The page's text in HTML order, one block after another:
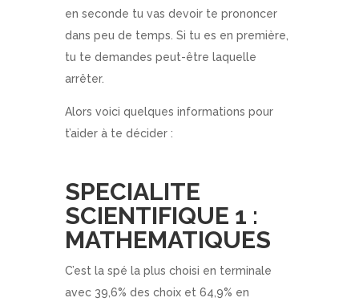
en seconde tu vas devoir te prononcer
dans peu de temps. Si tu es en première,
tu te demandes peut-être laquelle
arrêter.
Alors voici quelques informations pour
t’aider à te décider :
SPECIALITE
SCIENTIFIQUE 1 :
MATHEMATIQUES
C’est la spé la plus choisi en terminale
avec 39,6% des choix et 64,9% en